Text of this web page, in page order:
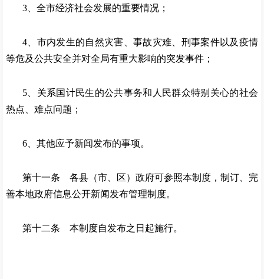
3、全市经济社会发展的重要情况；
4、市内发生的自然灾害、事故灾难、刑事案件以及疫情
等危及公共安全并对全局有重大影响的突发事件；
5、关系国计民生的公共事务和人民群众特别关心的社会
热点、难点问题；
6、其他应予新闻发布的事项。
第十一条 各县（市、区）政府可参照本制度，制订、完
善本地政府信息公开新闻发布管理制度。
第十二条 本制度自发布之日起施行。